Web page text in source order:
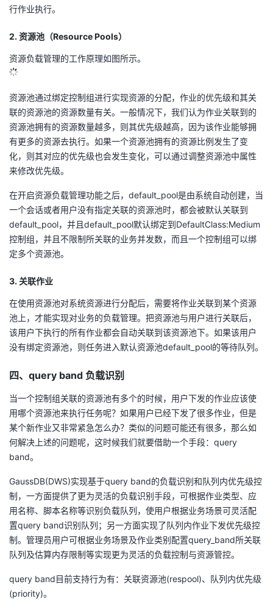
行作业执行。
2. 资源池（Resource Pools）
资源负载管理的工作原理如图所示。
资源池通过绑定控制组进行实现资源的分配，作业的优先级和其关
联的资源池的资源数量有关。一般情况下，我们认为作业关联到的
资源池拥有的资源数量越多，则其优先级越高，因为该作业能够拥
有更多的资源去执行。如果一个资源池拥有的资源比例发生了变
化，则其对应的优先级也会发生变化，可以通过调整资源池中属性
来修改优先级。
在开启资源负载管理功能之后，default_pool是由系统自动创建，当
一个会话或者用户没有指定关联的资源池时，都会被默认关联到
default_pool，并且default_pool默认绑定到DefaultClass:Medium
控制组，并且不限制所关联的业务并发数，而且一个控制组可以绑
定多个资源池。
3. 关联作业
在使用资源池对系统资源进行分配后，需要将作业关联到某个资源
池上，才能实现对业务的负载管理。把资源池与用户进行关联后，
该用户下执行的所有作业都会自动关联到该资源池下。如果该用户
没有绑定资源池，则任务进入默认资源池default_pool的等待队列。
四、query band 负载识别
当一个控制组关联的资源池有多个的时候，用户下发的作业应该使
用哪个资源池来执行任务呢？如果用户已经下发了很多作业，但是
某个新作业又非常紧急怎么办？类似的问题可能还有很多，那么如
何解决上述的问题呢，这时候我们就要借助一个手段：query
band。
GaussDB(DWS)实现基于query band的负载识别和队列内优先级控
制，一方面提供了更为灵活的负载识别手段，可根据作业类型、应
用名称、脚本名称等识别负载队列，使用户根据业务场景可灵活配
置query band识别队列；另一方面实现了队列内作业下发优先级控
制。管理员用户可根据业务场景及作业类别配置query_band所关联
队列及估算内存限制等实现更为灵活的负载控制与资源管控。
query band目前支持行为有：关联资源池(respool)、队列内优先级
(priority)。